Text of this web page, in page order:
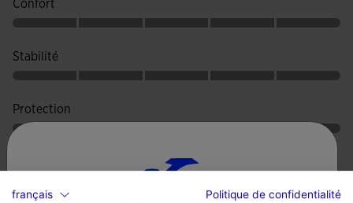
chaussures, réduisant le risque de torsions et aidant à
prévenir les blessures.
les surfaces dures. Facilite les glissements pour arriver plus
rapidement à la balle.
Confort
Stabilité
Protection
français
Politique de confidentialité